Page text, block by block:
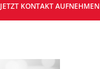
JETZT KONTAKT AUFNEHMEN